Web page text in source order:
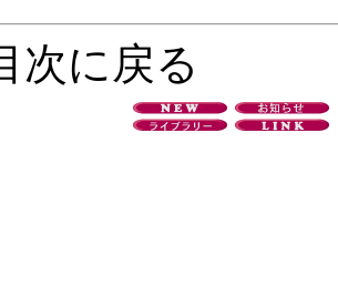
次に戻る